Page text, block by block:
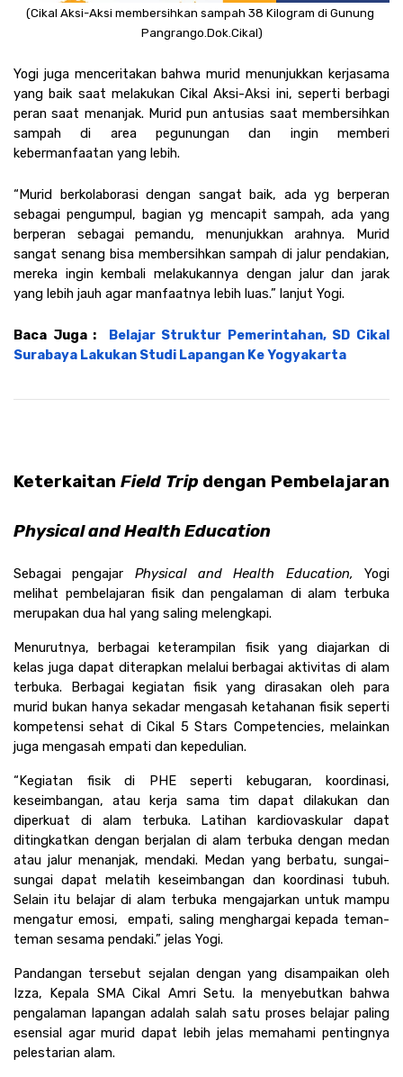
(Cikal Aksi-Aksi membersihkan sampah 38 Kilogram di Gunung
Pangrango.Dok.Cikal)
Yogi juga menceritakan bahwa murid menunjukkan kerjasama
yang baik saat melakukan Cikal Aksi-Aksi ini, seperti berbagi
peran saat menanjak. Murid pun antusias saat membersihkan
sampah di area pegunungan dan ingin memberi
kebermanfaatan yang lebih.
“Murid berkolaborasi dengan sangat baik, ada yg berperan
sebagai pengumpul, bagian yg mencapit sampah, ada yang
berperan sebagai pemandu, menunjukkan arahnya. Murid
sangat senang bisa membersihkan sampah di jalur pendakian,
mereka ingin kembali melakukannya dengan jalur dan jarak
yang lebih jauh agar manfaatnya lebih luas.” lanjut Yogi.
Baca Juga : Belajar Struktur Pemerintahan, SD Cikal
Surabaya Lakukan Studi Lapangan Ke Yogyakarta
Keterkaitan Field Trip
Physical and Health Education
Sebagai pengajar Physical and Health Education, Yogi
melihat pembelajaran fisik dan pengalaman di alam terbuka
merupakan dua hal yang saling melengkapi.
Menurutnya, berbagai keterampilan fisik yang diajarkan di
kelas juga dapat diterapkan melalui berbagai aktivitas di alam
terbuka. Berbagai kegiatan fisik yang dirasakan oleh para
murid bukan hanya sekadar mengasah ketahanan fisik seperti
kompetensi sehat di Cikal 5 Stars Competencies, melainkan
juga mengasah empati dan kepedulian.
“Kegiatan fisik di PHE seperti kebugaran, koordinasi,
keseimbangan, atau kerja sama tim dapat dilakukan dan
diperkuat di alam terbuka. Latihan kardiovaskular dapat
ditingkatkan dengan berjalan di alam terbuka dengan medan
atau jalur menanjak, mendaki. Medan yang berbatu, sungai-
sungai dapat melatih keseimbangan dan koordinasi tubuh.
Selain itu belajar di alam terbuka mengajarkan untuk mampu
mengatur emosi,  empati, saling menghargai kepada teman-
teman sesama pendaki.” jelas Yogi.
Pandangan tersebut sejalan dengan yang disampaikan oleh
Izza, Kepala SMA Cikal Amri Setu. Ia menyebutkan bahwa
pengalaman lapangan adalah salah satu proses belajar paling
esensial agar murid dapat lebih jelas memahami pentingnya
pelestarian alam.